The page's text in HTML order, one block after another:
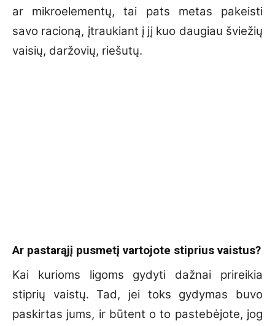
ar mikroelementų, tai pats metas pakeisti
savo racioną, įtraukiant į jį kuo daugiau šviežių
vaisių, daržovių, riešutų.
Ar pastarąjį pusmetį vartojote stiprius vaistus?
Kai kurioms ligoms gydyti dažnai prireikia
stiprių vaistų. Tad, jei toks gydymas buvo
paskirtas jums, ir būtent o to pastebėjote, jog